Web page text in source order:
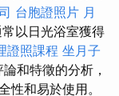
台胞證照片 月
以日光浴室獲得
證照課程 坐月子
和特徵的分析，
性和易於使用。